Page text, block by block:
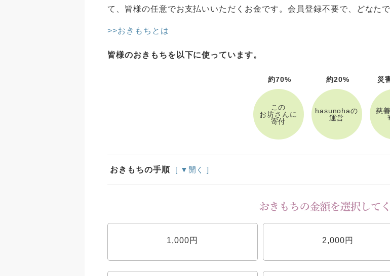
て、皆様の任意でお支払いいただくお金です。会員登録不要で、どなた
>>おきもちとは
皆様のおきもちを以下に使っています。
約70%
この
お坊さんに
寄付
約20%
hasunohaの
運営
災
慈
おきもちの手順 [ ▼開く ]
1,000円 2,000円